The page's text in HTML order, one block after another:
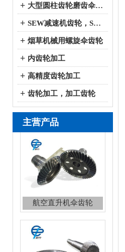
+ 大型圆柱齿轮磨齿伞齿轮
+ SEW减速机齿轮，SEW减速机配件
+ 烟草机械用螺旋伞齿轮
+ 内齿轮加工
+ 高精度齿轮加工
+ 齿轮加工，加工齿轮
主营产品
航空直升机伞齿轮
立式磨机伞齿轮